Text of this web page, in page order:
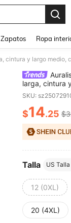
Zapatos Ropa
larga, cintura
ocasiones
Vestido de
SKU:
$14.25
Talla US Talla
12 (0XL)
20 (4XL)